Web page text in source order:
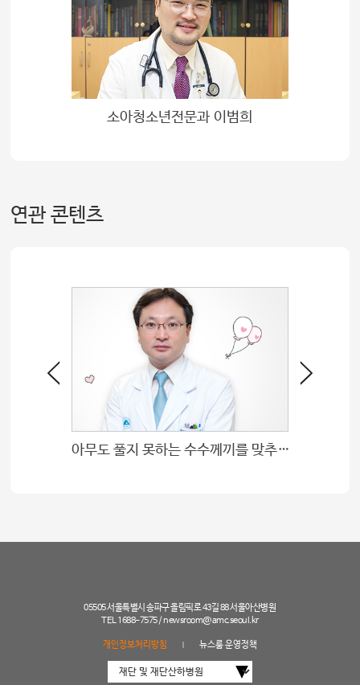
소아청소년전문과 이범희
연관 콘텐츠
아무도 풀지 못하는 수수께끼를 맞추는 즐거움
05505 서울특별시 송파구 올림픽로 43길 88 서울아산병원
TEL 1688-7575 /newsroom@amc.seoul.kr
개인정보처리방침 뉴스룸 운영정책